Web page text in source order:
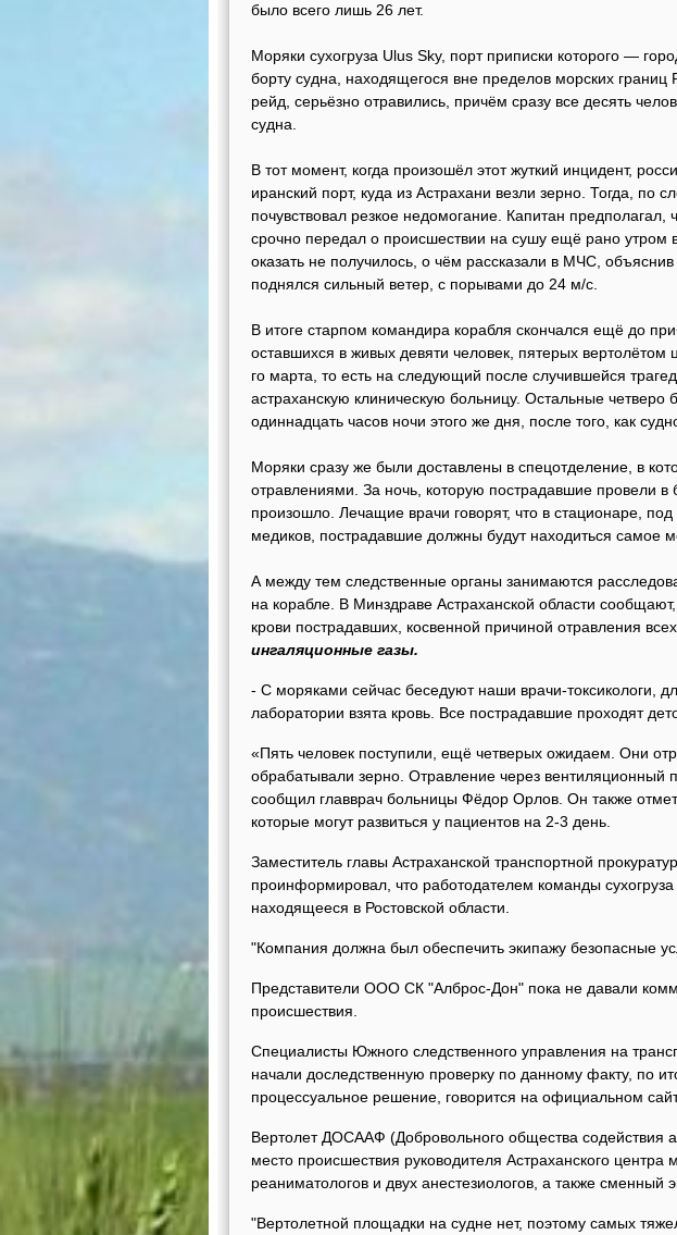
было всего лишь 26 лет.
Моряки сухогруза Ulus Sky, порт приписки которого —
борту судна, находящегося вне пределов морских границ
рейд, серьёзно отравились, причём сразу все десять
судна.
В тот момент, когда произошёл этот жуткий инцидент,
иранский порт, куда из Астрахани везли зерно. Тогда, по
почувствовал резкое недомогание. Капитан предполагал,
срочно передал о происшествии на сушу ещё рано утром
оказать не получилось, о чём рассказали в МЧС,
поднялся сильный ветер, с порывами до 24 м/с.
В итоге старпом командира корабля скончался ещё до
оставшихся в живых девяти человек, пятерых
го марта, то есть на следующий после случившейся
астраханскую клиническую больницу. Остальные
одиннадцать часов ночи этого же дня, после того, как
Моряки сразу же были доставлены в спецотделение, в
отравлениями. За ночь, которую пострадавшие провели
произошло. Лечащие врачи говорят, что в стационаре,
медиков, пострадавшие должны будут находиться самое
А между тем следственные органы занимаются
на корабле. В Минздраве Астраханской области
крови пострадавших, косвенной причиной отравления
ингаляционные газы.
- С моряками сейчас беседуют наши врачи-токсикологи,
лаборатории взята кровь. Все пострадавшие проходят
«Пять человек поступили, ещё четверых ожидаем. Они
обрабатывали зерно. Отравление через вентиляционный
сообщил главврач больницы Фёдор Орлов. Он также
которые могут развиться у пациентов на 2-3 день.
Заместитель главы Астраханской транспортной
проинформировал, что работодателем команды
находящееся в Ростовской области.
"Компания должна был обеспечить экипажу безопасные
Представители ООО СК "Алброс-Дон" пока не давали
происшествия.
Специалисты Южного следственного управления на
начали доследственную проверку по данному факту, по
процессуальное решение, говорится на официальном
Вертолет ДОСААФ (Добровольного общества содействия
место происшествия руководителя Астраханского центра
реаниматологов и двух анестезиологов, а также сменный
"Вертолетной площадки на судне нет, поэтому самых